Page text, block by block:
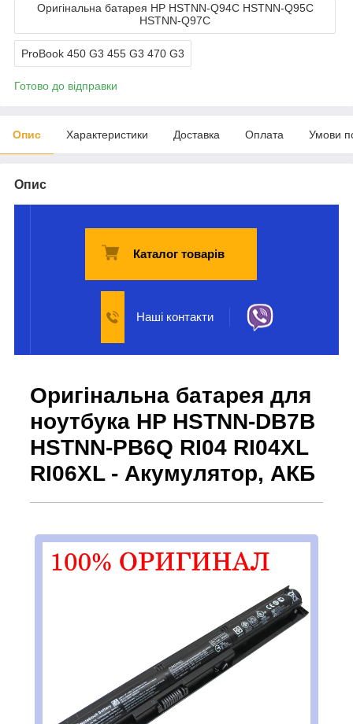
Оригінальна батарея HP HSTNN-Q94C HSTNN-Q95C
HSTNN-Q97C
ProBook 450 G3 455 G3 470 G3
Готово до відправки
Опис Характеристики Доставка Оплата Умови
Опис
Каталог товарів
Наші контакти
Оригінальна батарея для
ноутбука HP HSTNN-DB7B
HSTNN-PB6Q RI04 RI04XL
RI06XL - Акумулятор, АКБ